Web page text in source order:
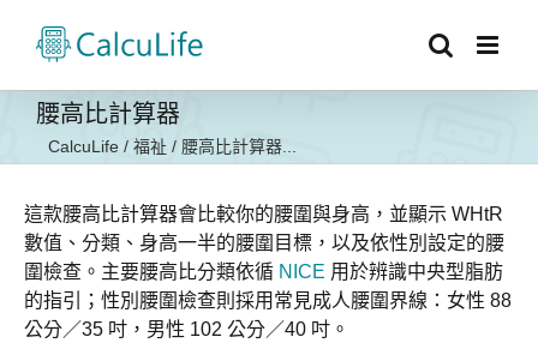
腰高比計算器
CalcuLife / 福祉 / 腰高比計算器...
這款腰高比計算器會比較你的腰圍與身高，並顯示 WHtR
數值、分類、身高一半的腰圍目標，以及依性別設定的腰
圍檢查。主要腰高比分類依循 NICE 用於辨識中央型脂肪
的指引；性別腰圍檢查則採用常見成人腰圍界線：女性 88
公分／35 吋，男性 102 公分／40 吋。